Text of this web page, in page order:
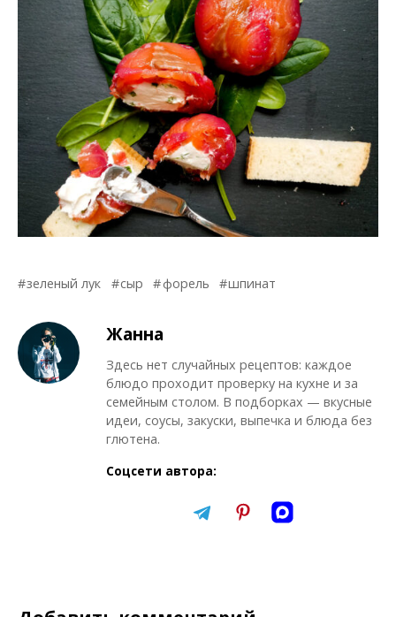
зеленый лук сыр форель шпинат
Жанна
Здесь нет случайных рецептов: каждое
блюдо проходит проверку на кухне и за
семейным столом. В подборках — вкусные
идеи, соусы, закуски, выпечка и блюда без
глютена.
Соцсети автора: